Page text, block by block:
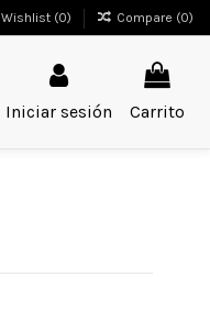
Wishlist (0) Compare (0)
Iniciar sesión Carrito